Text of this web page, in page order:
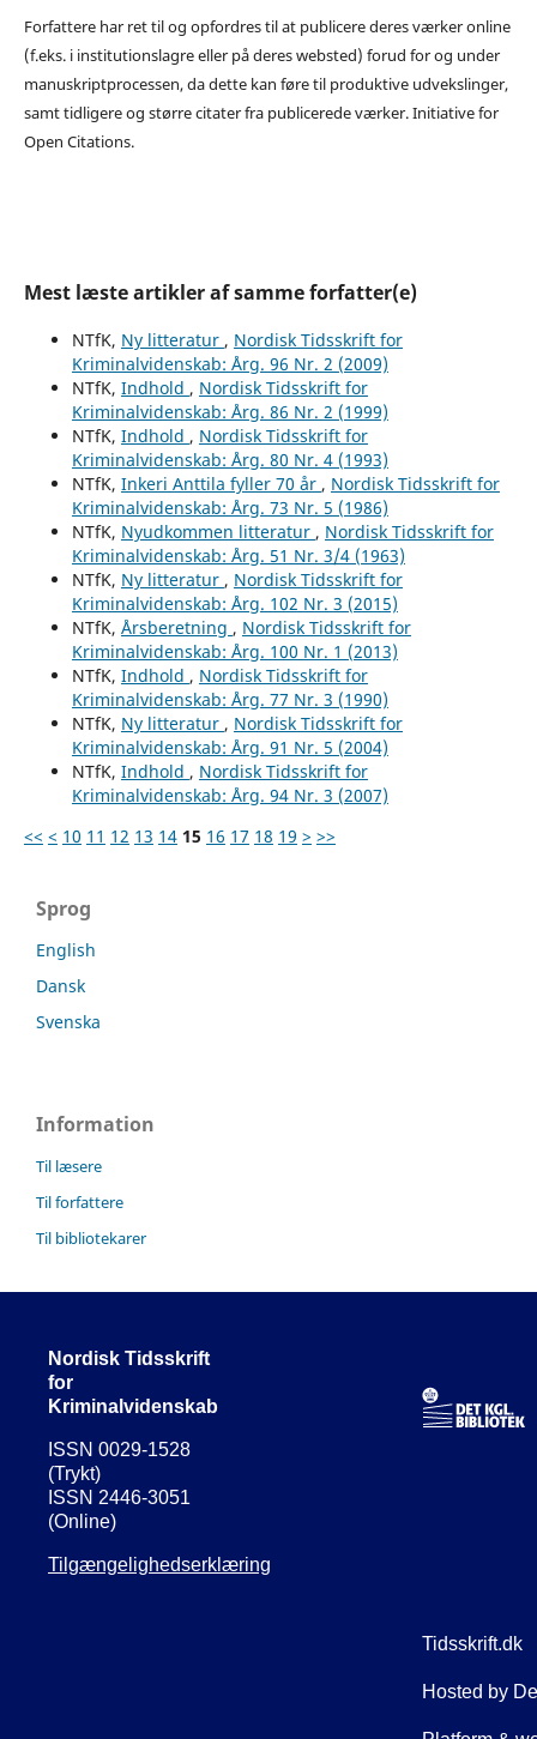
Forfattere har ret til og opfordres til at publicere deres værker online
(f.eks. i institutionslagre eller på deres websted) forud for og under
manuskriptprocessen, da dette kan føre til produktive udvekslinger,
samt tidligere og større citater fra publicerede værker. Initiative for
Open Citations.
Mest læste artikler af samme forfatter(e)
NTfK, Ny litteratur , Nordisk Tidsskrift for
Kriminalvidenskab: Årg. 96 Nr. 2 (2009)
NTfK, Indhold , Nordisk Tidsskrift for
Kriminalvidenskab: Årg. 86 Nr. 2 (1999)
NTfK, Indhold , Nordisk Tidsskrift for
Kriminalvidenskab: Årg. 80 Nr. 4 (1993)
NTfK, Inkeri Anttila fyller 70 år , Nordisk Tidsskrift for
Kriminalvidenskab: Årg. 73 Nr. 5 (1986)
NTfK, Nyudkommen litteratur , Nordisk Tidsskrift for
Kriminalvidenskab: Årg. 51 Nr. 3/4 (1963)
NTfK, Ny litteratur , Nordisk Tidsskrift for
Kriminalvidenskab: Årg. 102 Nr. 3 (2015)
NTfK, Årsberetning , Nordisk Tidsskrift for
Kriminalvidenskab: Årg. 100 Nr. 1 (2013)
NTfK, Indhold , Nordisk Tidsskrift for
Kriminalvidenskab: Årg. 77 Nr. 3 (1990)
NTfK, Ny litteratur , Nordisk Tidsskrift for
Kriminalvidenskab: Årg. 91 Nr. 5 (2004)
NTfK, Indhold , Nordisk Tidsskrift for
Kriminalvidenskab: Årg. 94 Nr. 3 (2007)
<< < 10 11 12 13 14 15 16 17 18 19 > >>
Sprog
English
Dansk
Svenska
Information
Til læsere
Til forfattere
Til bibliotekarer
Nordisk Tidsskrift
for
Kriminalvidenskab
ISSN 0029-1528
(Trykt)
ISSN 2446-3051
(Online)
Tilgængelighedserklæring